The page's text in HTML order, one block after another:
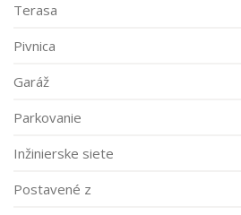
Terasa
Pivnica
Garáž
Parkovanie
Inžinierske siete
Postavené z